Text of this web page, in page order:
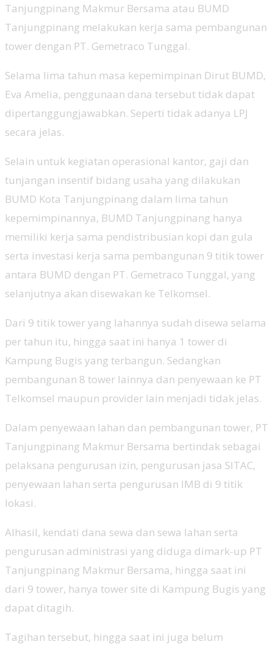
Tanjungpinang Makmur Bersama atau BUMD
Tanjungpinang melakukan kerja sama pembangunan
tower dengan PT. Gemetraco Tunggal.
Selama lima tahun masa kepemimpinan Dirut BUMD,
Eva Amelia, penggunaan dana tersebut tidak dapat
dipertanggungjawabkan. ‎Seperti tidak adanya LPJ
secara jelas.
Selain untuk kegiatan operasional kantor, gaji dan
tunjangan insentif bidang usaha yang dilakukan
BUMD Kota Tanjungpinang dalam lima tahun
kepemimpinannya, BUMD Tanjungpinang hanya
memiliki kerja sama pendistribusian kopi dan gula
serta investasi kerja sama pembangunan 9 titik tower
antara BUMD dengan PT. Gemetraco Tunggal, yang
selanjutnya akan disewakan ke Telkomsel.
Dari 9 titik tower yang lahannya sudah disewa selama
per tahun itu, hingga saat ini hanya 1 tower di
Kampung Bugis yang terbangun. Sedangkan
pembangunan 8 tower lainnya dan penyewaan ke PT
Telkomsel maupun provider lain menjadi tidak jelas.
Dalam penyewaan lahan dan pembangunan tower, PT
Tanjungpinang Makmur Bersama bertindak sebagai
pelaksana pengurusan izin, pengurusan jasa SITAC,
penyewaan lahan serta pengurusan IMB di 9 titik
lokasi.
Alhasil, kendati dana sewa dan sewa lahan serta
pengurusan administrasi yang diduga dimark-up PT
Tanjungpinang Makmur Bersama, hingga saat ini
dari 9 tower, hanya tower site di Kampung Bugis yang
dapat ditagih.
Tagihan tersebut, hingga saat ini juga belum